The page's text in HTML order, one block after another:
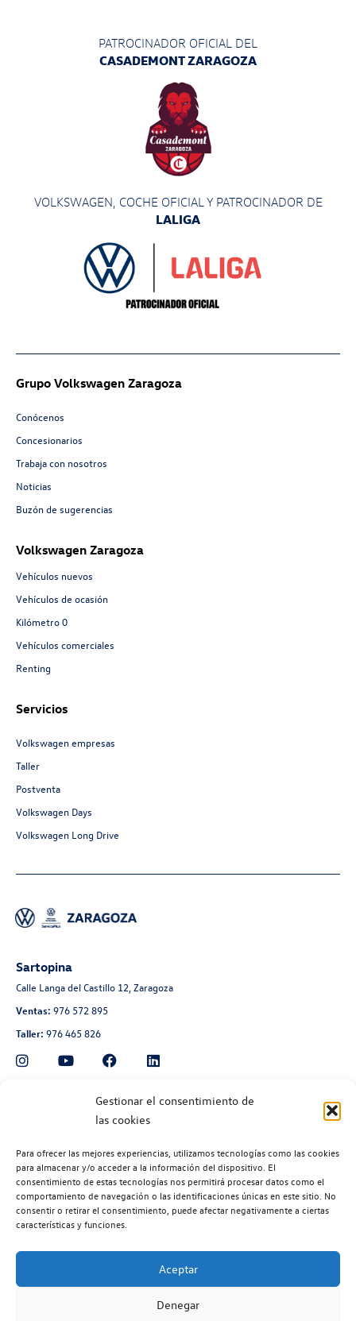
Gestionar el consentimiento de
las cookies
Para ofrecer las mejores experiencias, utilizamos tecnologías como las cookies
para almacenar y/o acceder a la información del dispositivo. El
consentimiento de estas tecnologías nos permitirá procesar datos como el
comportamiento de navegación o las identificaciones únicas en este sitio. No
consentir o retirar el consentimiento, puede afectar negativamente a ciertas
características y funciones.
Aceptar
Denegar
PATROCINADOR OFICIAL DEL
CASADEMONT ZARAGOZA
VOLKSWAGEN, COCHE OFICIAL Y PATROCINADOR DE
LALIGA
Grupo Volkswagen Zaragoza
Conócenos
Concesionarios
Trabaja con nosotros
Noticias
Buzón de sugerencias
Volkswagen Zaragoza
Vehículos nuevos
Vehículos de ocasión
Kilómetro 0
Vehículos comerciales
Renting
Servicios
Volkswagen empresas
Taller
Postventa
Volkswagen Days
Volkswagen Long Drive
Sartopina
Calle Langa del Castillo 12, Zaragoza
Ventas: 976 572 895
Taller: 976 465 826
Automoción Aragonesa
Avenida de Navarra 135, Zaragoza
Taller:976 300 563
Recambios:976 300 564
©2026 | Volkswagen Zaragoza| Aviso legal |Política de privacidad |
Política de cookies |Código ético |